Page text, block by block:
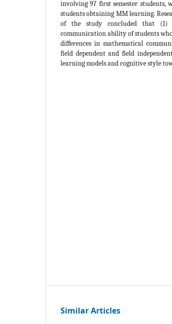
involving 97 first semester students,
students obtaining MM learning.
of the study concluded that (1)
communication ability of students
differences in mathematical
field dependent and field
learning models and cognitive style
Similar Articles